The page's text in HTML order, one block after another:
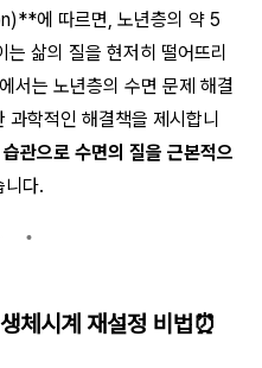
에 따르면, 노년층의 약 5
삶의 질을 현저히 떨어뜨리
서는 노년층의 수면 문제 해결
과학적인 해결책을 제시합니
관으로 수면의 질을 근본적으
니다.
체시계 재설정 비법⏰